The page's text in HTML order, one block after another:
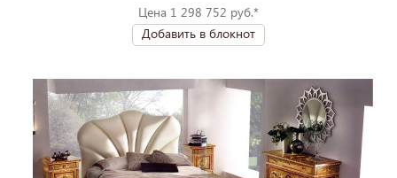
Цена 1 298 752 руб.*
Добавить в блокнот